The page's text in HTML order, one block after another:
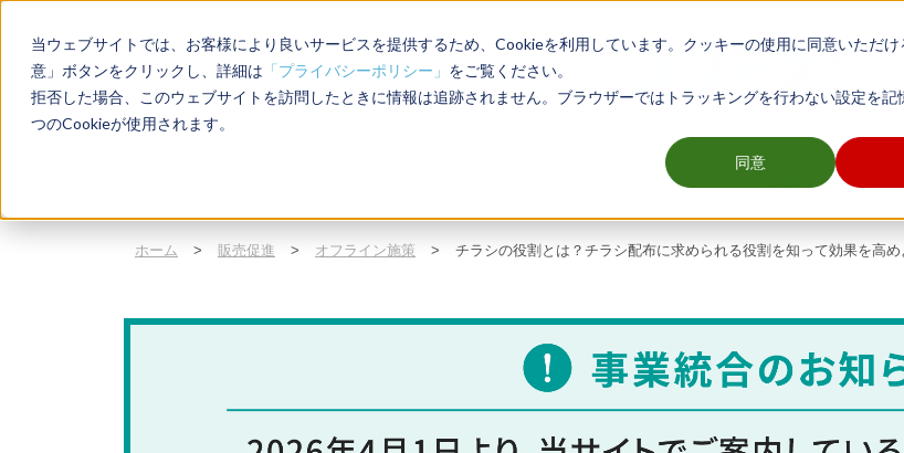
当ウェブサイトでは、お客様により良いサービスを提供するため、Cookieを利用しています。クッキーの使用に同意いただけ
意」ボタンをクリックし、詳細は 「プライバシーポリシー」 をご覧ください。
拒否した場合、このウェブサイトを訪問したときに情報は追跡されません。ブラウザーではトラッキングを行わない設定を記
つのCookieが使用されます。
同意
顧客・データ分析
ホーム > 販売促進 > オフライン施策 > チラシの役割とは？チラシ配布に求められる役割を知って効果を高め